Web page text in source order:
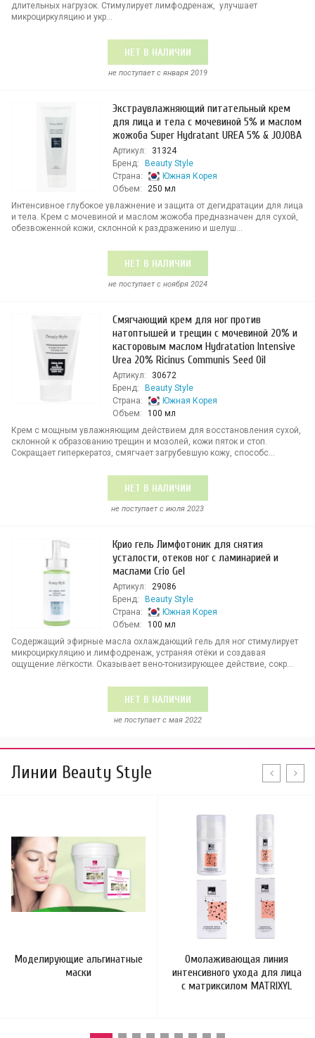
длительных нагрузок. Стимулирует лимфодренаж, улучшает
микроциркуляцию и укр...
НЕТ В НАЛИЧИИ
не поступает c января 2019
Экстраувлажняющий питательный крем
для лица и тела с мочевиной 5% и маслом
жожоба Super Hydratant UREA 5% & JOJOBA
Артикул:
31324
Бренд:
Beauty Style
Страна:
Южная Корея
Объем:
250 мл
Интенсивное глубокое увлажнение и защита от дегидратации для лица
и тела. Крем с мочевиной и маслом жожоба предназначен для сухой,
обезвоженной кожи, склонной к раздражению и шелуш...
НЕТ В НАЛИЧИИ
не поступает c ноября 2024
Смягчающий крем для ног против
натоптышей и трещин с мочевиной 20% и
касторовым маслом Hydratation Intensive
Urea 20% Ricinus Communis Seed Oil
Артикул:
30672
Бренд:
Beauty Style
Страна:
Южная Корея
Объем:
100 мл
Крем с мощным увлажняющим действием для восстановления сухой,
склонной к образованию трещин и мозолей, кожи пяток и стоп.
Сокращает гиперкератоз, смягчает загрубевшую кожу, способс...
НЕТ В НАЛИЧИИ
не поступает c июля 2023
Крио гель Лимфотоник для снятия
усталости, отеков ног с ламинарией и
маслами Crio Gel
Артикул:
29086
Бренд:
Beauty Style
Страна:
Южная Корея
Объем:
100 мл
Содержащий эфирные масла охлаждающий гель для ног стимулирует
микроциркуляцию и лимфодренаж, устраняя отёки и создавая
ощущение лёгкости. Оказывает вено-тонизирующее действие, сокр...
НЕТ В НАЛИЧИИ
не поступает c мая 2022
Линии Beauty Style
Моделирующие альгинатные
маски
Омолаживающая линия
интенсивного ухода для лица
с матриксилом MATRIXYL